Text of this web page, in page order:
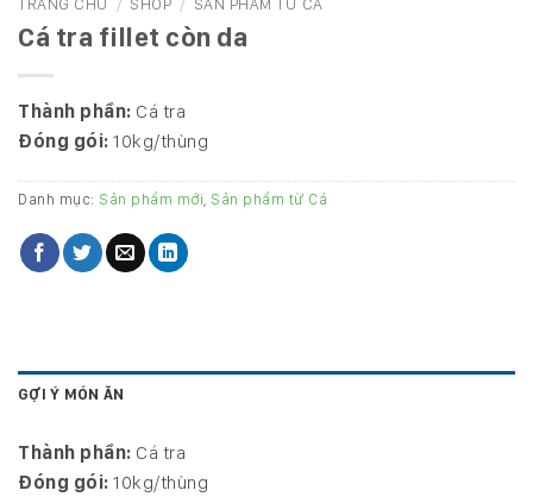
Cá tra fillet còn da
Thành phần: Cá tra
Đóng gói: 10kg/thùng
Danh mục: Sản phẩm mới, Sản phẩm từ Cá
GỢI Ý MÓN ĂN
Thành phần: Cá tra
Đóng gói: 10kg/thùng